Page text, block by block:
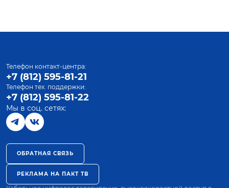
Телефон контакт-центра:
+7 (812) 595-81-21
Телефон тех. поддержки:
+7 (812) 595-81-22
Мы в соц. сетях:
ОБРАТНАЯ СВЯЗЬ
РЕКЛАМА НА ПАКТ ТВ